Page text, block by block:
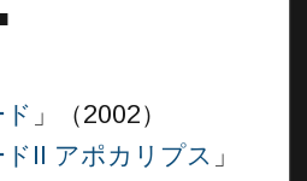
」（2002）
II アポカリプス 」